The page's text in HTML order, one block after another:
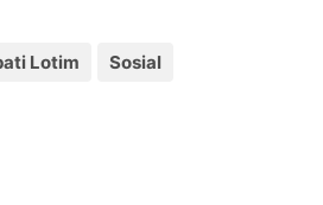
Lotim Sosial